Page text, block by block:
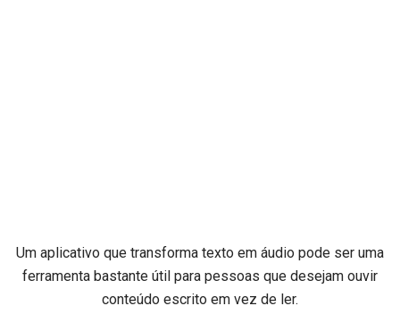
Um aplicativo que transforma texto em áudio pode ser uma
ferramenta bastante útil para pessoas que desejam ouvir
conteúdo escrito em vez de ler.